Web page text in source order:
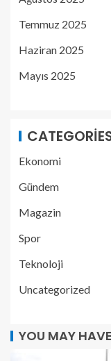
Temmuz 2025
Haziran 2025
Mayıs 2025
Ekonomi
Gündem
Magazin
Spor
Teknoloji
Uncategorized
YOU MAY